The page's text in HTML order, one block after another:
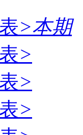
>本期
>
>
>